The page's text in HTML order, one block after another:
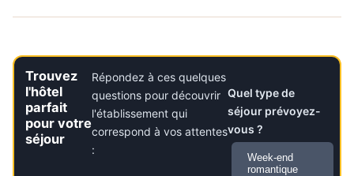
Trouvez
l'hôtel
parfait
pour votre
séjour
Répondez à ces quelques
questions pour découvrir
l'établissement qui
correspond à vos attentes
:
Quel type de
séjour prévoyez-
vous ?
Week-end
romantique